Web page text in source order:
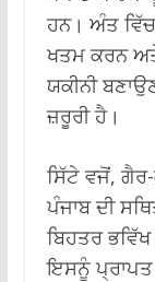
ਹਨ। ਅੰਤ
ਖਤਮ ਕਰਨ
ਯਕੀਨੀ
ਜ਼ਰੂਰੀ ਹੈ।
ਸਿੱਟੇ ਵਜੋਂ,
ਪੰਜਾਬ ਦੀ
ਬਿਹਤਰ
ਇਸਨੂੰ ਪ੍ਰਾਪਤ